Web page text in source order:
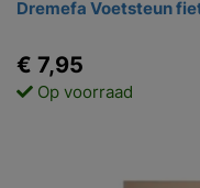
Dremefa Voetsteun
€ 7,95
Op voorraad